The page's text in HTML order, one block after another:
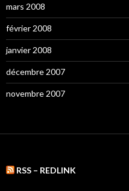
mars 2008
février 2008
janvier 2008
décembre 2007
novembre 2007
RSS – REDLINK